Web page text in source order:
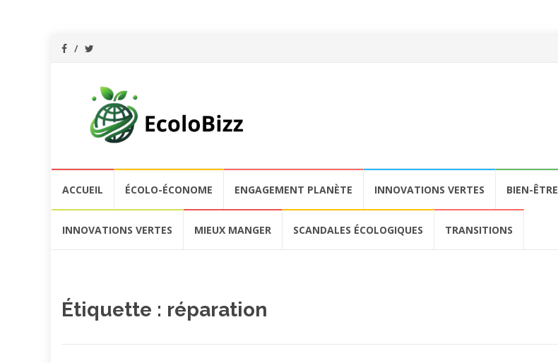
contenu
ACCUEIL ÉCOLO-ÉCONOME ENGAGEMENT PLANÈTE INNOVATIONS VERTES BIEN-ÊTRE
INNOVATIONS VERTES MIEUX MANGER SCANDALES ÉCOLOGIQUES TRANSITIONS
Étiquette : réparation